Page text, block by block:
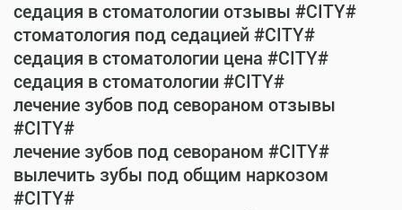
седация в стоматологии отзывы #CITY#
стоматология под седацией #CITY#
седация в стоматологии цена #CITY#
седация в стоматологии #CITY#
лечение зубов под севораном отзывы
#CITY#
лечение зубов под севораном #CITY#
вылечить зубы под общим наркозом
#CITY#